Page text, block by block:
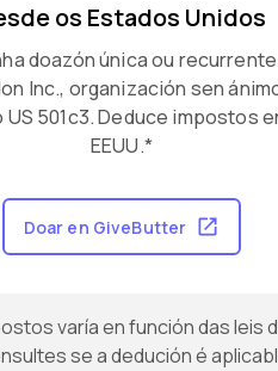
os Estados Unidos
doazón única ou
Inc., organización sen
US 501c3. Deduce impostos
EEUU.*
Doar en GiveButter
varía en función das
se a dedución é